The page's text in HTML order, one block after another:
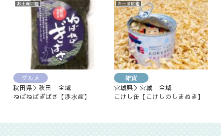
お土産図鑑
グルメ
秋田県＞秋田 全域
ねばねばぎばさ【渉水産】
お土産図鑑
雑貨
宮城県＞宮城 全域
こけし缶【こけしのしまぬき】